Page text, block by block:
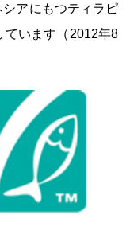
アにもつティラピ
ています（2012年8